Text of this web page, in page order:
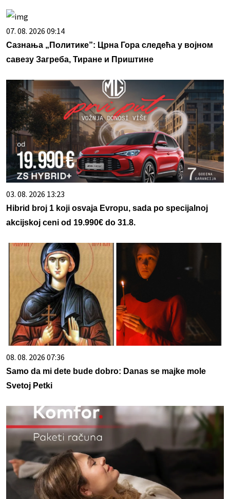
07. 08. 2026 09:14
Сазнања „Политике”: Црна Гора следећа у војном
савезу Загреба, Тиране и Приштине
03. 08. 2026 13:23
Hibrid broj 1 koji osvaja Evropu, sada po specijalnoj
akcijskoj ceni od 19.990€ do 31.8.
08. 08. 2026 07:36
Samo da mi dete bude dobro: Danas se majke mole
Svetoj Petki